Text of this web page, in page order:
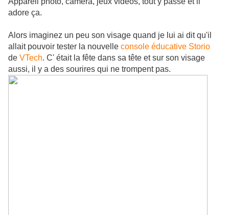
adore ça.
Alors imaginez un peu son visage quand je lui ai dit qu'il
allait pouvoir tester la nouvelle console éducative Storio
de VTech. C' était la fête dans sa tête et sur son visage
aussi, il y a des sourires qui ne trompent pas.